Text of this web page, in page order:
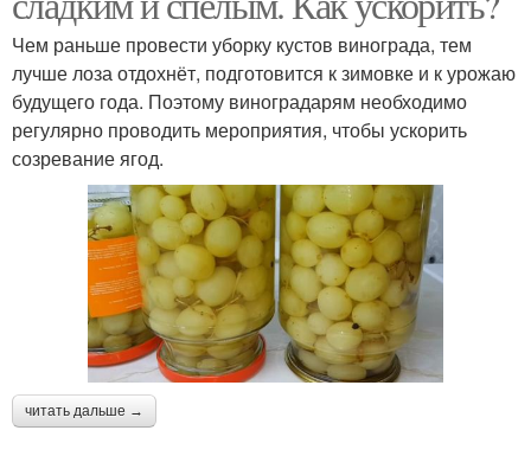
Чем раньше провести уборку кустов винограда, тем
лучше лоза отдохнёт, подготовится к зимовке и к урожаю
будущего года. Поэтому виноградарям необходимо
регулярно проводить мероприятия, чтобы ускорить
созревание ягод.
читать дальше →